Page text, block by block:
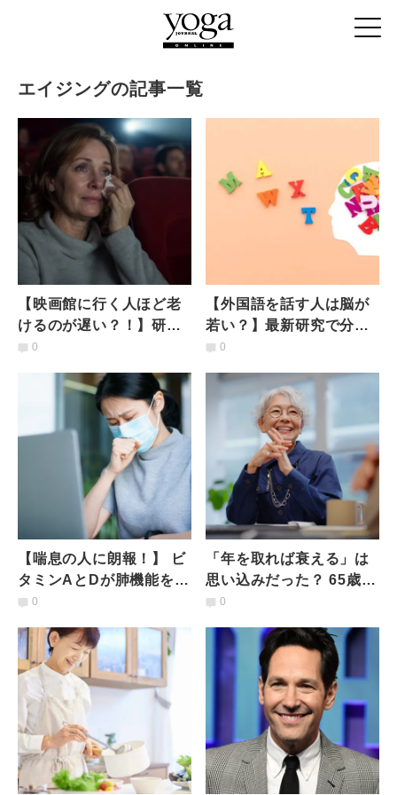
エイジングの記事一覧
【映画館に行く人ほど老
けるのが遅い？！】研究
で見えた「文化的活動と
0
【外国語を話す人は脳が
若い？】最新研究で分か
った話す言語の数と脳の
0
【喘息の人に朗報！】 ビ
タミンAとDが肺機能を守
り、「肺の老化」を遅ら
0
「年を取れば衰える」は
思い込みだった？ 65歳以
上1万人超を12年間追跡
若返る人”の共通点
0